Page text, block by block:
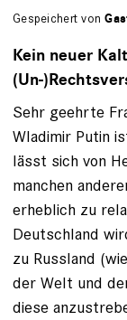
Gespeichert von
Kein neuer
(Un-
Sehr geehrte
Wladimir Putin
lässt sich von
manchen
erheblich zu
Deutschland
zu Russland
der Welt und
diese